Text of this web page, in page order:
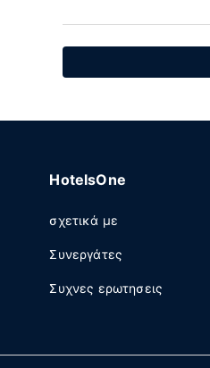
HotelsOne
σχετικά με
Συνεργάτες
Συχνες ερωτησεις